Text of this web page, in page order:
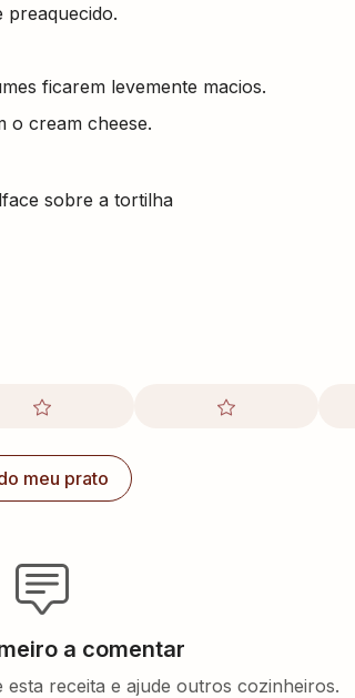
preaquecido.
ficarem levemente macios.
o cream cheese.
sobre a tortilha
meu prato
a comentar
receita e ajude outros cozinheiros.